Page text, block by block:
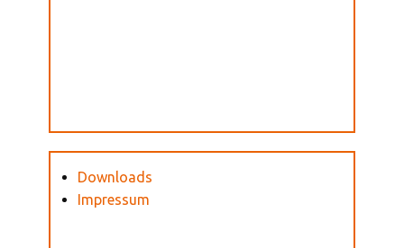
Downloads
Impressum